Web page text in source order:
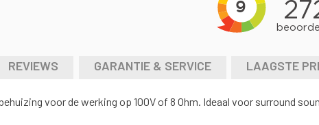
REVIEWS GARANTIE & SERVICE LAAGSTE
voor de werking op 100V of 8 Ohm. Ideaal voor surround